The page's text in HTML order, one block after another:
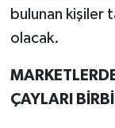
bulunan kişiler
olacak.
ÇAYLARI